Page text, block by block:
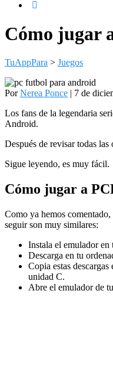
Cómo jugar
TuAppPara > Juegos
PorNerea Ponce | 7 de
Los fans de la legendaria
Android.
Después de revisar todas las
Sigue leyendo, es muy fácil.
Cómo jugar a
Como ya hemos
seguir son muy similares:
Instala el emulador en
Descarga en tu
Copia estas
unidad C.
Abre el emulador de